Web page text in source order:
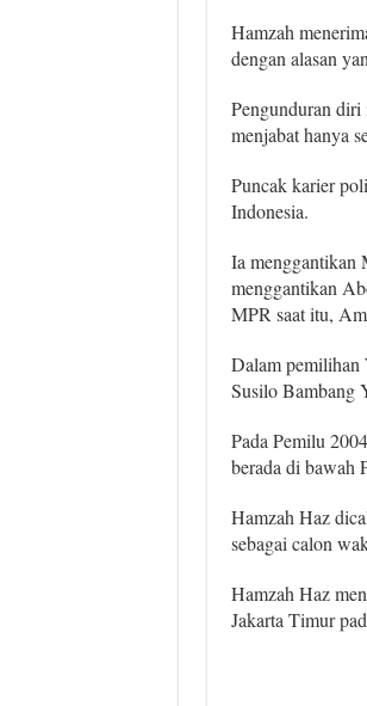
Hamzah
dengan alasan
Pengunduran diri
menjabat hanya
Puncak karier
Indonesia.
Ia menggantikan
menggantikan
MPR saat itu,
Dalam pemilihan
Susilo Bambang
Pada Pemilu
berada di bawah
Hamzah Haz
sebagai calon
Hamzah Haz
Jakarta Timur